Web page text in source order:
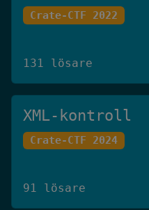
Crate-CTF 2022
131 lösare
XML-kontroll
Crate-CTF 2024
91 lösare